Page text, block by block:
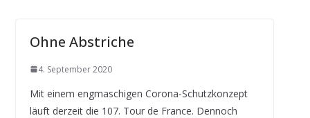
Ohne Abstriche
4. September 2020
Mit einem engmaschigen Corona-Schutzkonzept
läuft derzeit die 107. Tour de France. Dennoch